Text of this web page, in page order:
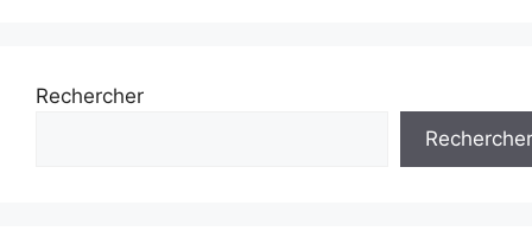
Rechercher
Rechercher